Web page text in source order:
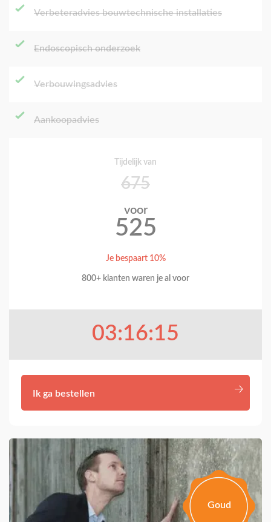
Verbeteradvies bouwtechnische installaties
Endoscopisch onderzoek
Verbouwingsadvies
Aankoopadvies
Tijdelijk van
675
voor
525
Je bespaart 10%
800+ klanten waren je al voor
03:16:13
Ik ga bestellen
Goud